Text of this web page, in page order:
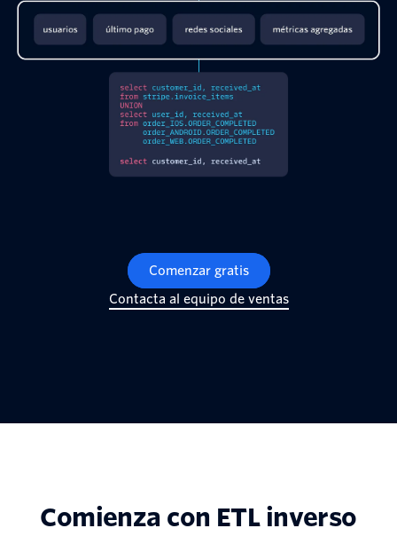
Comenzar gratis
Contacta al equipo de ventas
Comienza con ETL inverso